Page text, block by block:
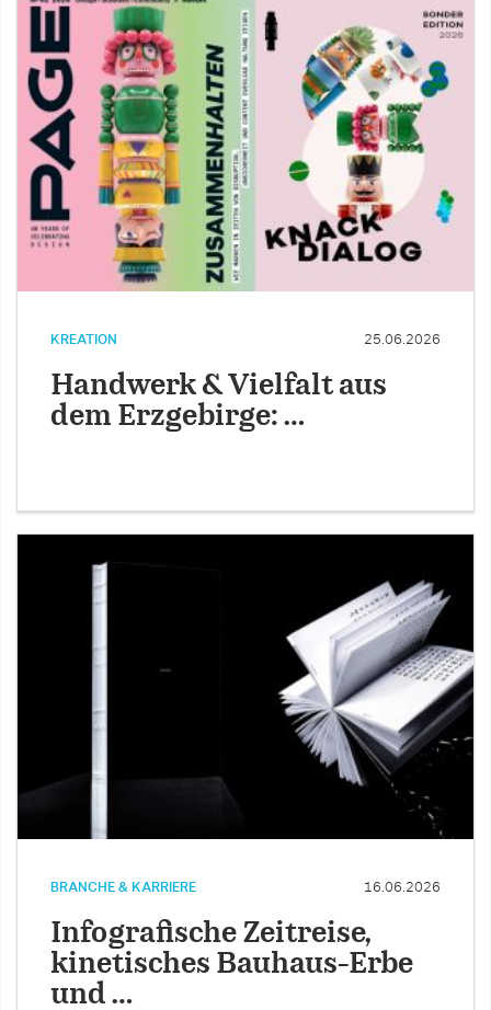
KREATION 25.06.2026
Handwerk & Vielfalt aus
dem Erzgebirge: …
BRANCHE & KARRIERE 16.06.2026
Infografische Zeitreise,
kinetisches Bauhaus-Erbe
und …